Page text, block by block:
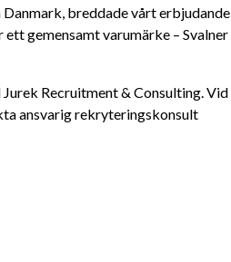
breddade vårt erbjudande
ett gemensamt varumärke – Svalner
Recruitment & Consulting. Vid
ansvarig rekryteringskonsult